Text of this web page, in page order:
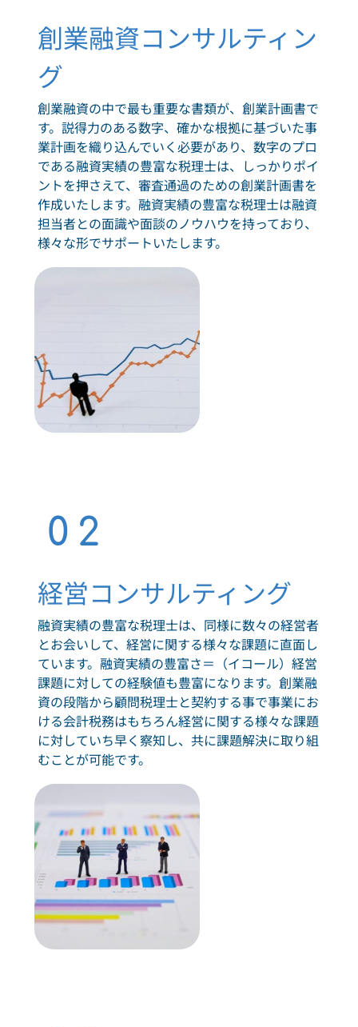
創業融資コンサルティン
グ
創業融資の中で最も重要な書類が、創業計画書で
す。説得力のある数字、確かな根拠に基づいた事
業計画を織り込んでいく必要があり、数字のプロ
である融資実績の豊富な税理士は、しっかりポイ
ントを押さえて、審査通過のための創業計画書を
作成いたします。融資実績の豊富な税理士は融資
担当者との面識や面談のノウハウを持っており、
様々な形でサポートいたします。
02
経営コンサルティング
融資実績の豊富な税理士は、同様に数々の経営者
とお会いして、経営に関する様々な課題に直面し
ています。融資実績の豊富さ＝（イコール）経営
課題に対しての経験値も豊富になります。創業融
資の段階から顧問税理士と契約する事で事業にお
ける会計税務はもちろん経営に関する様々な課題
に対していち早く察知し、共に課題解決に取り組
むことが可能です。